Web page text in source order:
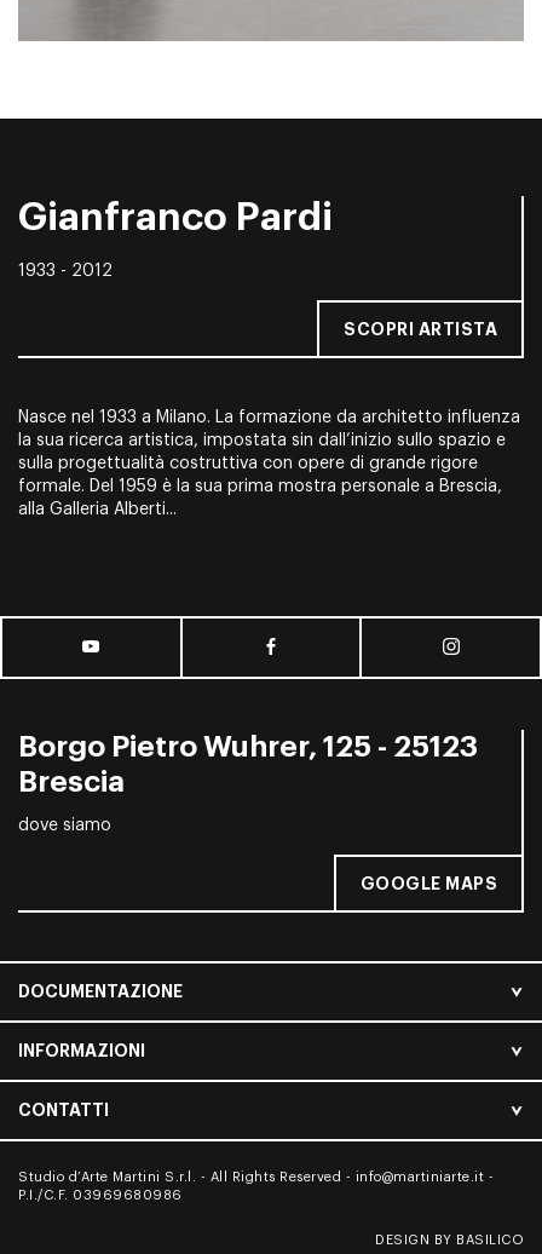
Gianfranco Pardi
1933 - 2012
SCOPRI ARTISTA
Nasce nel 1933 a Milano. La formazione da architetto influenza
la sua ricerca artistica, impostata sin dall’inizio sullo spazio e
sulla progettualità costruttiva con opere di grande rigore
formale. Del 1959 è la sua prima mostra personale a Brescia,
alla Galleria Alberti...
Borgo Pietro Wuhrer, 125 - 25123
Brescia
dove siamo
GOOGLE MAPS
DOCUMENTAZIONE
INFORMAZIONI
CONTATTI
Studio d’Arte Martini S.r.l. - All Rights Reserved - info@martiniarte.it -
P.I./C.F. 03969680986
DESIGN BY BASILICO